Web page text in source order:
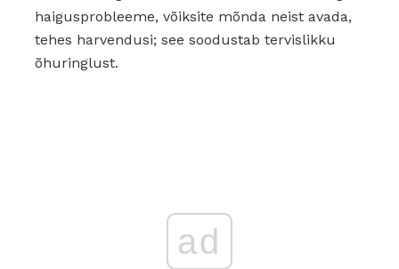
haigusprobleeme, võiksite mõnda neist avada,
tehes harvendusi; see soodustab tervislikku
õhuringlust.
ad